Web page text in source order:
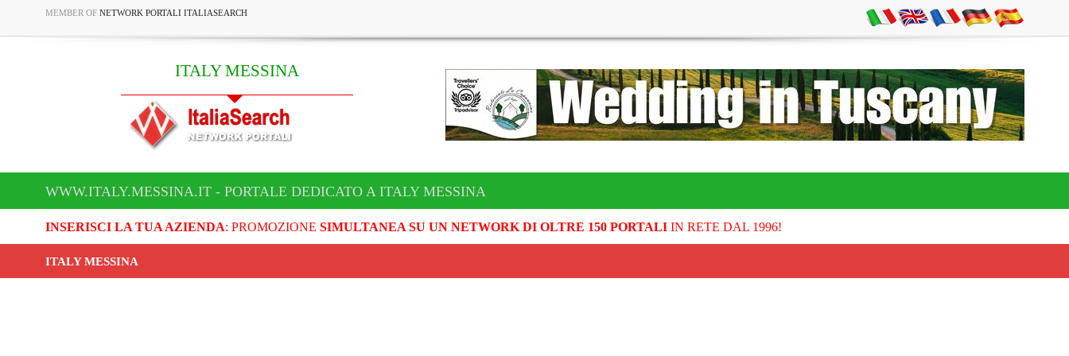
MEMBER OF NETWORK PORTALI ITALIASEARCH
ITALY MESSINA
WWW.ITALY.MESSINA.IT - PORTALE DEDICATO A ITALY MESSINA
INSERISCI LA TUA AZIENDA: PROMOZIONE SIMULTANEA SU UN NETWORK DI OLTRE 150 PORTALIIN RETE DAL 1996!
ITALY MESSINA